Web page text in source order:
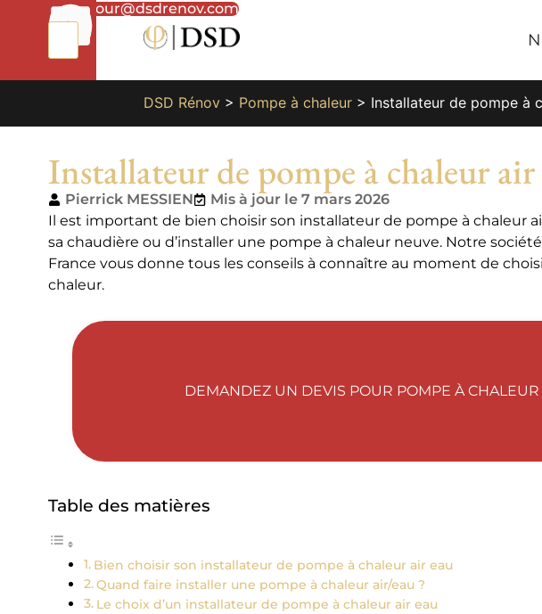
01
87
65
49
bonjour@dsdrenov.com
DSD Rénov > Pompe à chaleur > Installateur de pompe à
Installateur de pompe à chaleur air
Pierrick MESSIEN
Mis à jour le 7 mars 2026
Il est important de bien choisir son installateur de pompe à chaleur
sa chaudière ou d’installer une pompe à chaleur neuve. Notre
France vous donne tous les conseils à connaître au moment de
chaleur.
DEMANDEZ UN DEVIS POUR POMPE À
Table des matières
Bien choisir son installateur de pompe à chaleur air eau
Quand faire installer une pompe à chaleur air/eau ?
Le choix d’un installateur de pompe à chaleur air eau